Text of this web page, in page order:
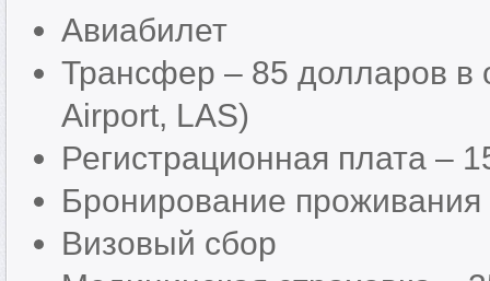
Авиабилет
Трансфер – 85 долларов в
Airport, LAS)
Регистрационная плата –
Бронирование
Визовый сбор